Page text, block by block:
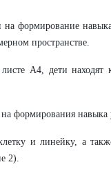
формирование
пространстве.
А4, дети находят
формирования
и линейку, а
2).